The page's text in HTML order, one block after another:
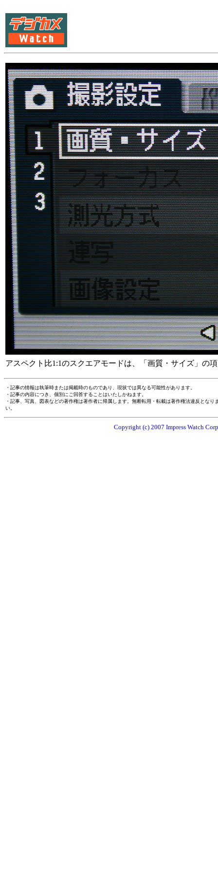
アスペクト比1:1のスクエアモードは、「画質・サイズ」の
・記事の情報は執筆時または掲載時のものであり、現状では異なる可能性があります。
・記事の内容につき、個別にご回答することはいたしかねます。
・記事、写真、図表などの著作権は著作者に帰属します。無断転用・転載は著作権法違反とな
い。
Copyright (c) 2007 Impress Watch